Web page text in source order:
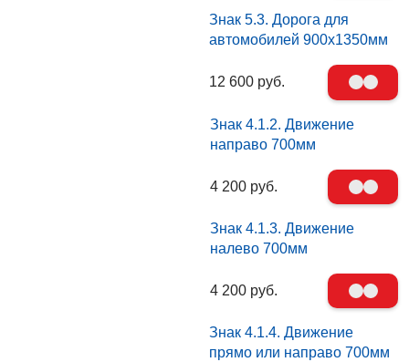
Знак 5.3. Дорога для
автомобилей 900х1350мм
12 600 руб.
Знак 4.1.2. Движение
направо 700мм
4 200 руб.
Знак 4.1.3. Движение
налево 700мм
4 200 руб.
Знак 4.1.4. Движение
прямо или направо 700мм